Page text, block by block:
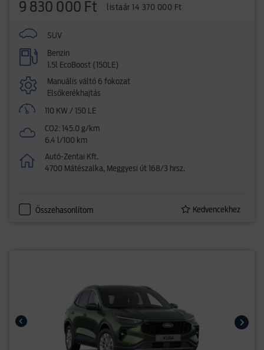
9 830 000 Ft listaár 14 370 000 Ft
SUV
Benzin
1.5l EcoBoost (150LE)
Manuális váltó 6 fokozat
Elsőkerékhajtás
110 KW / 150 LE
CO2: 145.0 g/km
6.4 l/100 km
Autó-Zentai Kft.
4700 Mátészalka, Meggyesi út 168/3 hrsz.
Összehasonlítom Kedvencekhez